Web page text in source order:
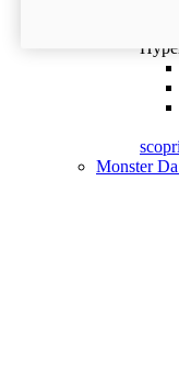
Monster